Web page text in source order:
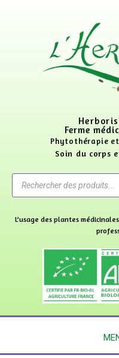
Ferme
Phytothérapie
Soin du corps
L’usage des plantes